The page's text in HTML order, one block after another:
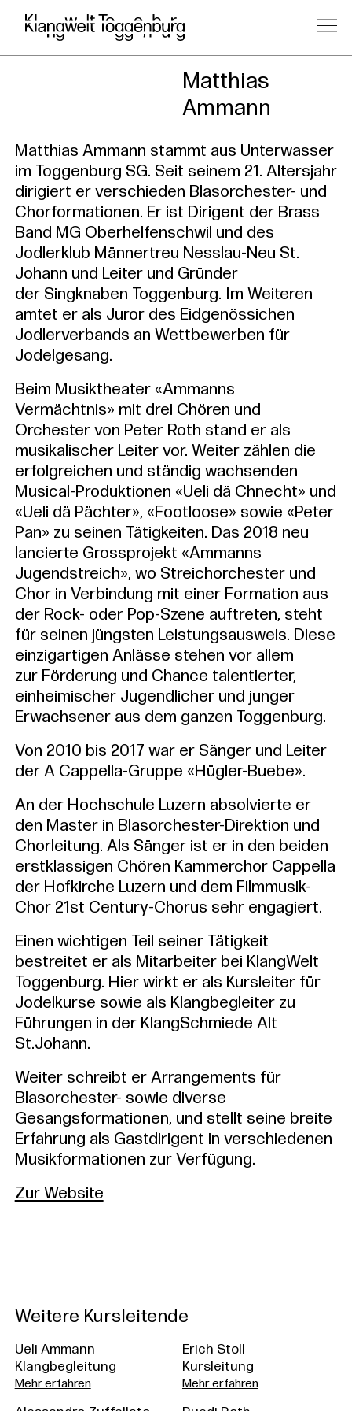
Matthias
Ammann
Matthias Ammann stammt aus Unterwasser
im Toggenburg SG. Seit seinem 21. Altersjahr
dirigiert er verschieden Blasorchester- und
Chorformationen. Er ist Dirigent der Brass
Band MG Oberhelfenschwil und des
Jodlerklub Männertreu Nesslau-Neu St.
Johann und Leiter und Gründer
der Singknaben Toggenburg. Im Weiteren
amtet er als Juror des Eidgenössichen
Jodlerverbands an Wettbewerben für
Jodelgesang.
Beim Musiktheater «Ammanns
Vermächtnis» mit drei Chören und
Orchester von Peter Roth stand er als
musikalischer Leiter vor. Weiter zählen die
erfolgreichen und ständig wachsenden
Musical-Produktionen «Ueli dä Chnecht» und
«Ueli dä Pächter», «Footloose» sowie «Peter
Pan» zu seinen Tätigkeiten. Das 2018 neu
lancierte Grossprojekt «Ammanns
Jugendstreich», wo Streichorchester und
Chor in Verbindung mit einer Formation aus
der Rock- oder Pop-Szene auftreten, steht
für seinen jüngsten Leistungsausweis. Diese
einzigartigen Anlässe stehen vor allem
zur Förderung und Chance talentierter,
einheimischer Jugendlicher und junger
Erwachsener aus dem ganzen Toggenburg.
Von 2010 bis 2017 war er Sänger und Leiter
der A Cappella-Gruppe «Hügler-Buebe».
An der Hochschule Luzern absolvierte er
den Master in Blasorchester-Direktion und
Chorleitung. Als Sänger ist er in den beiden
erstklassigen Chören Kammerchor Cappella
der Hofkirche Luzern und dem Filmmusik-
Chor 21st Century-Chorus sehr engagiert.
Einen wichtigen Teil seiner Tätigkeit
bestreitet er als Mitarbeiter bei KlangWelt
Toggenburg. Hier wirkt er als Kursleiter für
Jodelkurse sowie als Klangbegleiter zu
Führungen in der KlangSchmiede Alt
St.Johann.
Weiter schreibt er Arrangements für
Blasorchester- sowie diverse
Gesangsformationen, und stellt seine breite
Erfahrung als Gastdirigent in verschiedenen
Musikformationen zur Verfügung.
Zur Website
Weitere Kursleitende
Ueli Ammann
Klangbegleitung
Mehr erfahren
Erich Stoll
Kursleitung
Mehr erfahren